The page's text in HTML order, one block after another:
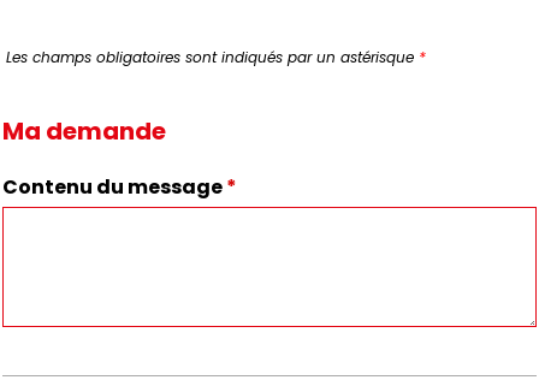
Les champs obligatoires sont indiqués par un astérisque *
Ma demande
Contenu du message*